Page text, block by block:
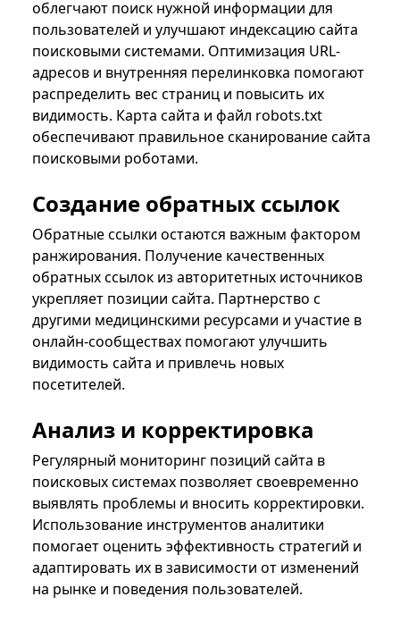
облегчают поиск нужной информации для
пользователей и улучшают индексацию сайта
поисковыми системами. Оптимизация URL-
адресов и внутренняя перелинковка помогают
распределить вес страниц и повысить их
видимость. Карта сайта и файл robots.txt
обеспечивают правильное сканирование сайта
поисковыми роботами.
Создание обратных ссылок
Обратные ссылки остаются важным фактором
ранжирования. Получение качественных
обратных ссылок из авторитетных источников
укрепляет позиции сайта. Партнерство с
другими медицинскими ресурсами и участие в
онлайн-сообществах помогают улучшить
видимость сайта и привлечь новых
посетителей.
Анализ и корректировка
Регулярный мониторинг позиций сайта в
поисковых системах позволяет своевременно
выявлять проблемы и вносить корректировки.
Использование инструментов аналитики
помогает оценить эффективность стратегий и
адаптировать их в зависимости от изменений
на рынке и поведения пользователей.